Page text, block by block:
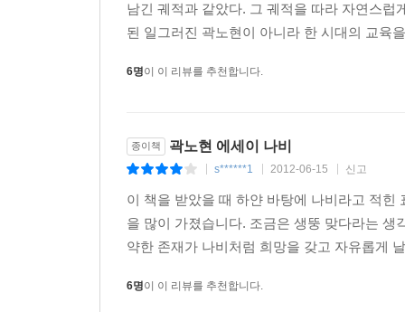
교육행정은 관료주의와 권위주의, 의전과 격식
건강한 민주주의 의식과 관행은 서울 교육계에서
가는 연필심으로 꼼꼼하게 그려낸 수인 곽노현의
다용도실은 사방 90cm이다. 이곳 생활에서 가장
깨닫게 해주는 곳이다.”
곽노현교육감은 입소 이틀 만에 60쪽짜리 노트
뒤로 갈수록 민주주의자, 진보주의자, 원칙주의
식이다.
남긴 궤적과 같았다. 그 궤적을 따라 자연스
된 일그러진 곽노현이 아니라 한 시대의 교육
6명이 이 리뷰를 추천합니다.
종이책 곽노현 에세이 나비
s******1 2012-06-15 신고
이 책을 받았을 때 하얀 바탕에 나비라고 적
을 많이 가졌습니다. 조금은 생뚱 맞다라는
약한 존재가 나비처럼 희망을 갖고 자유롭게
6명이 이 리뷰를 추천합니다.